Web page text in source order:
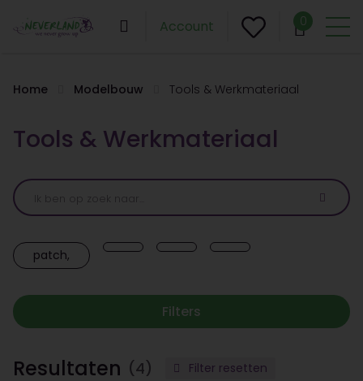
Account 0
Home Modelbouw Tools & Werkmateriaal
Tools & Werkmateriaal
patch,
Filters
Resultaten (4) Filter resetten